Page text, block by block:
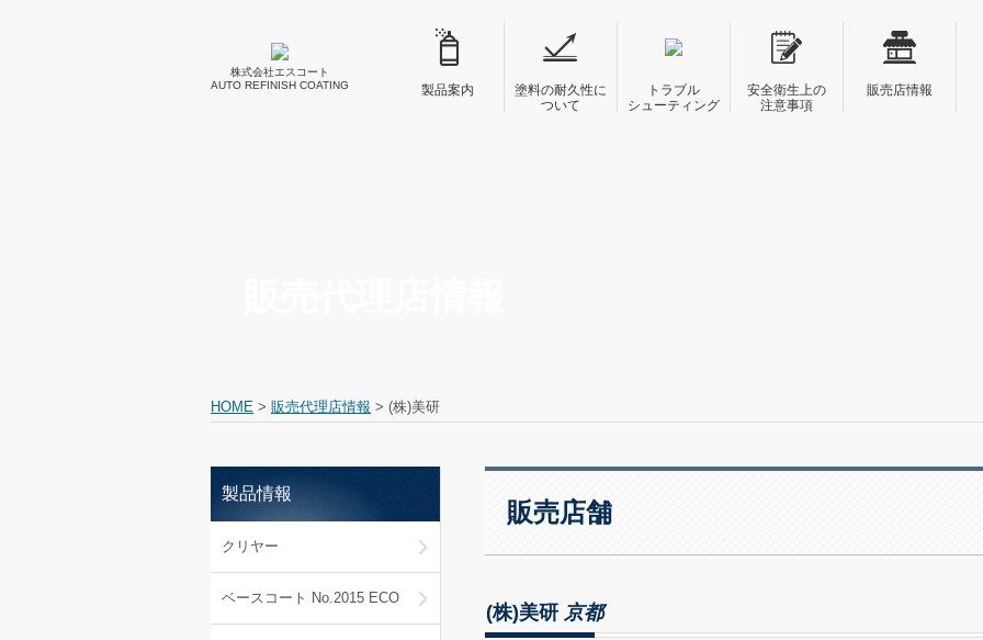
株式会社エスコート
AUTO REFINISH COATING
製品案内
塗料の耐久性に
ついて
トラブル
シューティング
安全衛生上の
注意事項
販売店情報
HOME > 販売代理店情報 > (株)美研
販売店舗
(株)美研 京都
製品情報
クリヤー
ベースコート No.2015 ECO